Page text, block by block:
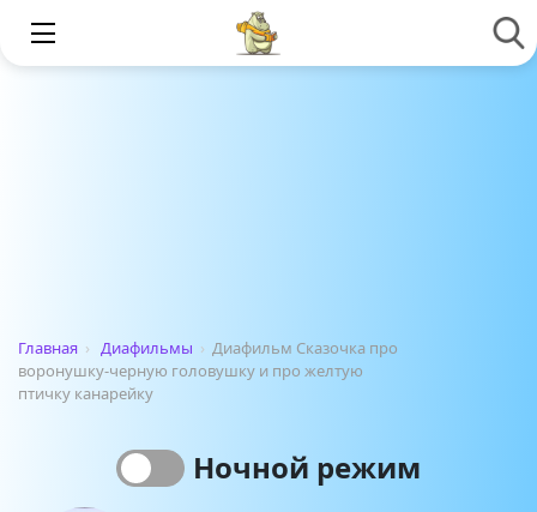
Главная › Диафильмы › Диафильм Сказочка про
воронушку-черную головушку и про желтую
птичку канарейку
Ночной режим